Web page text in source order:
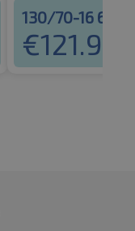
130/70-16 61S
€121.99